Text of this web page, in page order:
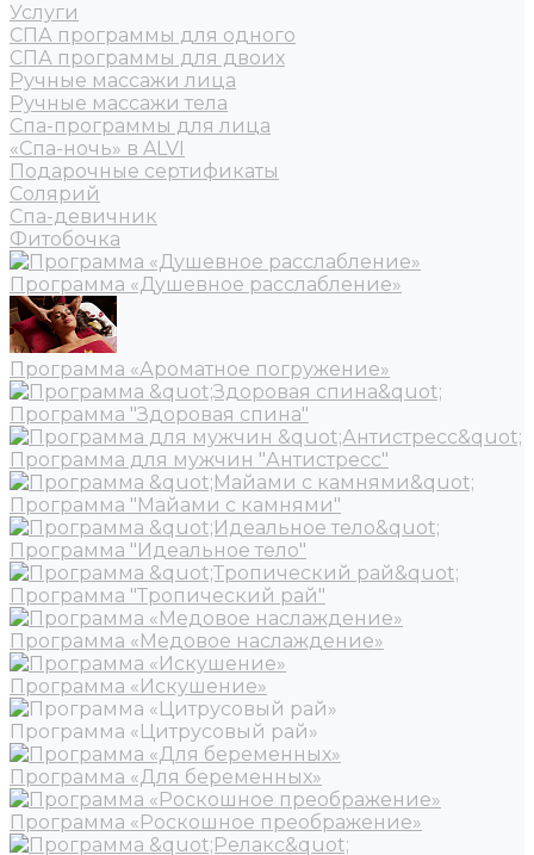
Услуги
СПА программы для одного
СПА программы для двоих
Ручные массажи лица
Ручные массажи тела
Спа-программы для лица
«Спа-ночь» в ALVI
Подарочные сертификаты
Солярий
Спа-девичник
Фитобочка
Программа «Душевное расслабление»
Программа «Ароматное погружение»
Программа "Здоровая спина"
Программа для мужчин "Антистресс"
Программа "Майами с камнями"
Программа "Идеальное тело"
Программа "Тропический рай"
Программа «Медовое наслаждение»
Программа «Искушение»
Программа «Цитрусовый рай»
Программа «Для беременных»
Программа «Роскошное преображение»